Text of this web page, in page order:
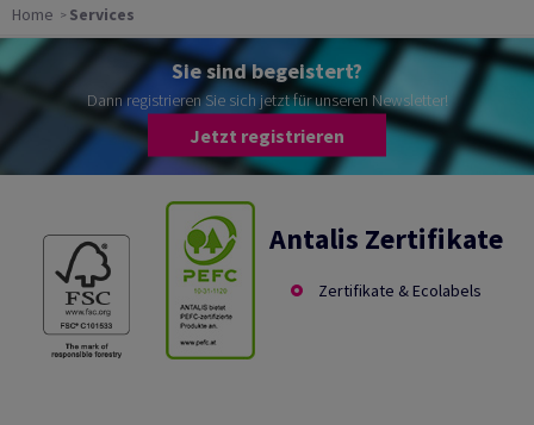
Home Services
Sie sind begeistert?
Dann registrieren Sie sich jetzt für unseren Newsletter!
Jetzt registrieren
Antalis Zertifikate
Zertifikate & Ecolabels